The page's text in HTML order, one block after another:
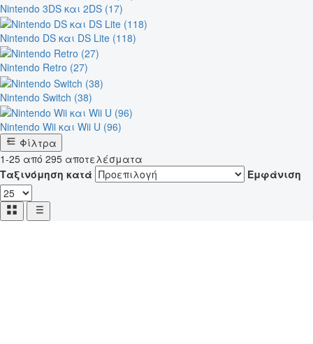
Nintendo 3DS και 2DS (17)
Nintendo DS και DS Lite (118)
Nintendo Retro (27)
Nintendo Switch (38)
Nintendo Wii και Wii U (96)
Φίλτρα
1-25 από 295 αποτελέσματα
Ταξινόμηση κατά
Εμφάνιση